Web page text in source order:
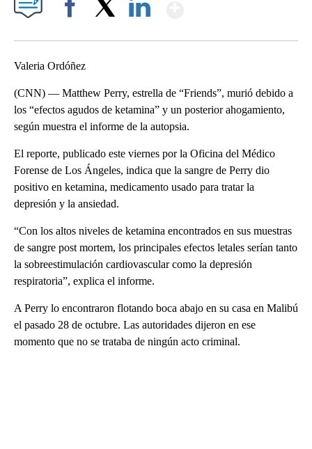
Valeria Ordóñez
(CNN) — Matthew Perry, estrella de “Friends”, murió debido a
los “efectos agudos de ketamina” y un posterior ahogamiento,
según muestra el informe de la autopsia.
El reporte, publicado este viernes por la Oficina del Médico
Forense de Los Ángeles, indica que la sangre de Perry dio
positivo en ketamina, medicamento usado para tratar la
depresión y la ansiedad.
“Con los altos niveles de ketamina encontrados en sus muestras
de sangre post mortem, los principales efectos letales serían tanto
la sobreestimulación cardiovascular como la depresión
respiratoria”, explica el informe.
A Perry lo encontraron flotando boca abajo en su casa en Malibú
el pasado 28 de octubre. Las autoridades dijeron en ese
momento que no se trataba de ningún acto criminal.